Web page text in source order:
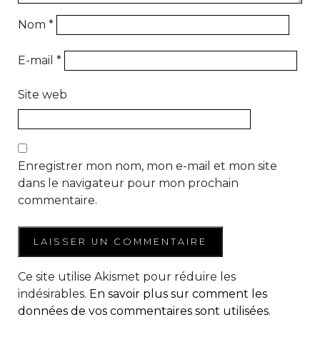
Nom *
E-mail *
Site web
Enregistrer mon nom, mon e-mail et mon site
dans le navigateur pour mon prochain
commentaire.
Ce site utilise Akismet pour réduire les
indésirables. En savoir plus sur comment les
données de vos commentaires sont utilisées.